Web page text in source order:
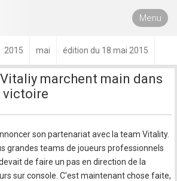
Menu
2015 mai édition du 18 mai 2015
marchent main dans
victoire
son partenariat avec la team Vitality.
grandes teams de joueurs professionnels
de faire un pas en direction de la
sur console. C'est maintenant chose faite,